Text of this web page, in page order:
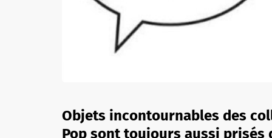
Objets incontournables des
Pop sont toujours aussi prisés